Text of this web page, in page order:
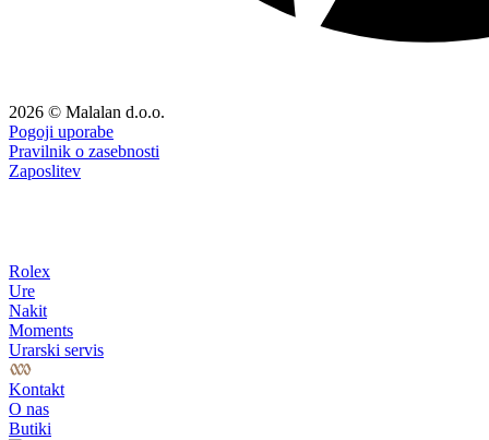
2026 © Malalan d.o.o.
Pogoji uporabe
Pravilnik o zasebnosti
Zaposlitev
Rolex
Ure
Nakit
Moments
Urarski servis
Kontakt
O nas
Butiki